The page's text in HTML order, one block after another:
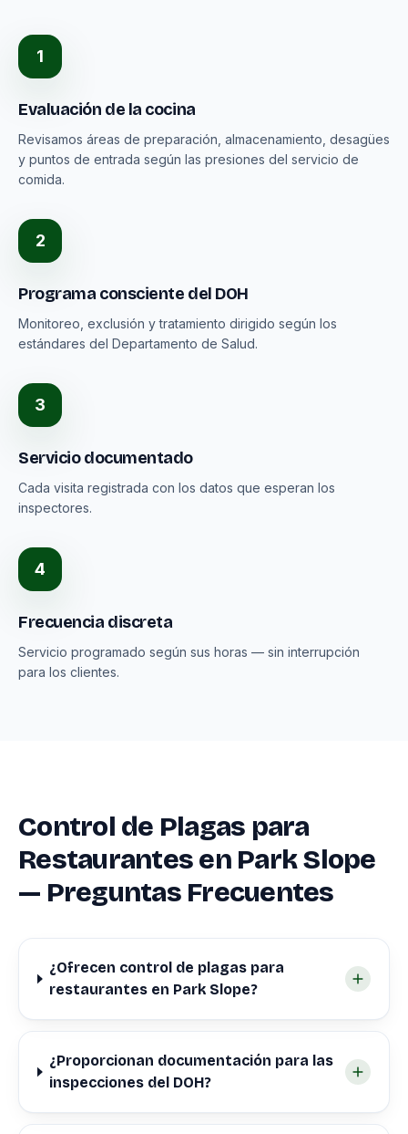
1
Evaluación de la cocina
Revisamos áreas de preparación, almacenamiento, desagües
y puntos de entrada según las presiones del servicio de
comida.
2
Programa consciente del DOH
Monitoreo, exclusión y tratamiento dirigido según los
estándares del Departamento de Salud.
3
Servicio documentado
Cada visita registrada con los datos que esperan los
inspectores.
4
Frecuencia discreta
Servicio programado según sus horas — sin interrupción
para los clientes.
Control de Plagas para
Restaurantes en Park Slope
— Preguntas Frecuentes
¿Ofrecen control de plagas para
restaurantes en Park Slope?
¿Proporcionan documentación para las
inspecciones del DOH?